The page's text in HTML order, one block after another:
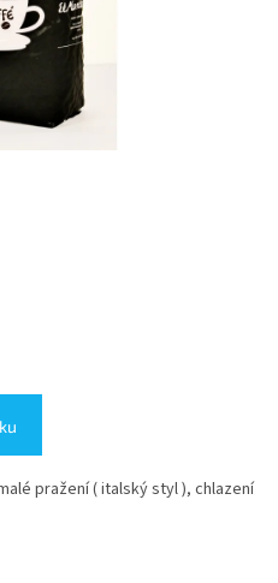
pražení ( italský styl ), chlazení